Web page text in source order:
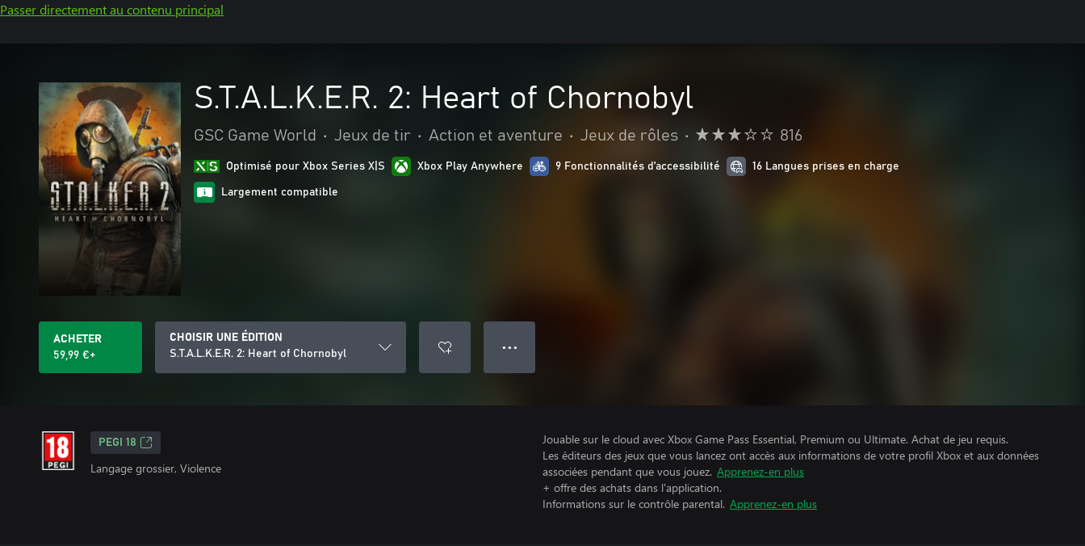
Passer directement au contenu principal
S.T.A.L.K.E.R. 2: Heart of Chornobyl
GSC Game World • Jeux de tir • Action et aventure • Jeux de rôles • 816
Optimisé pour Xbox Series X|S Xbox Play Anywhere 9 Fonctionnalités d’accessibilité 16 Langues prises en charge
Largement compatible
ACHETER
59,99 €+
CHOISIR UNE ÉDITION
S.T.A.L.K.E.R. 2: Heart of Chornobyl
● ● ●
PEGI 18
Langage grossier, Violence
Jouable sur le cloud avec Xbox Game Pass Essential, Premium ou Ultimate. Achat de jeu requis.
Les éditeurs des jeux que vous lancez ont accès aux informations de votre profil Xbox et aux données
associées pendant que vous jouez. Apprenez-en plus
+ offre des achats dans l'application.
Informations sur le contrôle parental. Apprenez-en plus